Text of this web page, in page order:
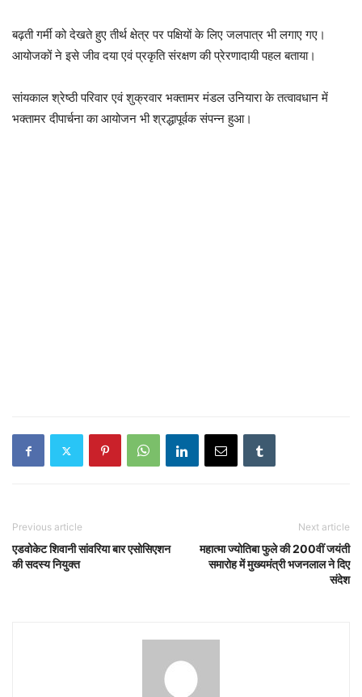
बढ़ती गर्मी को देखते हुए तीर्थ क्षेत्र पर पक्षियों के लिए जलपात्र भी लगाए गए।
आयोजकों ने इसे जीव दया एवं प्रकृति संरक्षण की प्रेरणादायी पहल बताया।
सांयकाल श्रेष्ठी परिवार एवं शुक्रवार भक्तामर मंडल उनियारा के तत्वावधान में
भक्तामर दीपार्चना का आयोजन भी श्रद्धापूर्वक संपन्न हुआ।
Previous article
एडवोकेट शिवानी सांवरिया बार एसोसिएशन
की सदस्य नियुक्त
Next article
महात्मा ज्योतिबा फुले की 200वीं जयंती
समारोह में मुख्यमंत्री भजनलाल ने दिए
संदेश